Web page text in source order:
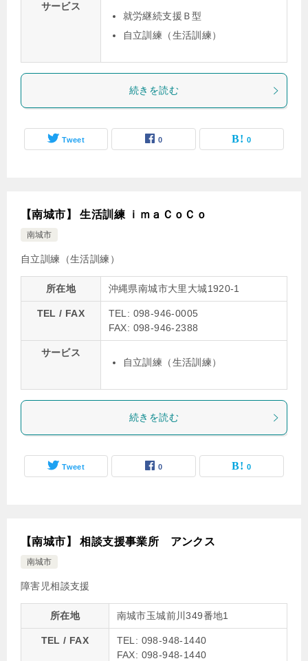
サービス
就労継続支援Ｂ型
自立訓練（生活訓練）
続きを読む
Tweet 0 0
【南城市】 生活訓練 ｉｍａＣｏＣｏ
南城市
自立訓練（生活訓練）
所在地 沖縄県南城市大里大城1920-1
TEL / FAX
TEL: 098-946-0005
FAX: 098-946-2388
サービス
自立訓練（生活訓練）
続きを読む
Tweet 0 0
【南城市】 相談支援事業所 アンクス
南城市
障害児相談支援
所在地 南城市玉城前川349番地1
TEL / FAX
TEL: 098-948-1440
FAX: 098-948-1440